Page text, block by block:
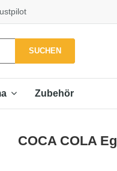
SUCHEN
Zubehör
COCA COLA